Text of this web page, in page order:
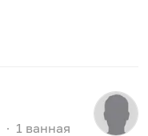
∙ 1 ванная